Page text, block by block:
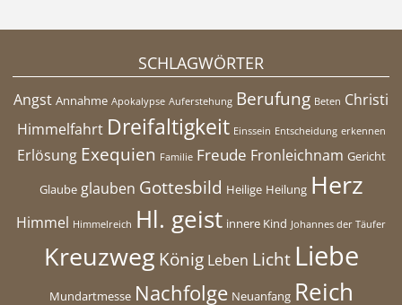
SCHLAGWÖRTER
Angst Annahme Apokalypse Auferstehung Berufung Beten Christi
Himmelfahrt Dreifaltigkeit Einssein Entscheidung erkennen
Erlösung Exequien Familie Freude Fronleichnam Gericht
Glaube glauben Gottesbild Heilige Heilung Herz
Himmel Himmelreich Hl. geist innere Kind Johannes der Täufer
Kreuzweg König Leben Licht Liebe
Mundartmesse Nachfolge Neuanfang Reich